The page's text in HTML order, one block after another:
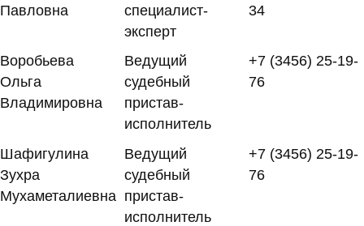
Павловна
специалист-
эксперт
34
Воробьева
Ольга
Владимировна
Ведущий
судебный
пристав-
исполнитель
+7 (3456) 25-19-
76
Шафигулина
Зухра
Мухаметалиевна
Ведущий
судебный
пристав-
исполнитель
+7 (3456) 25-19-
76